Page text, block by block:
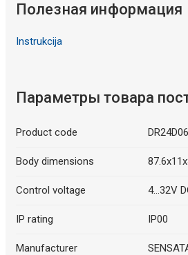
Полезная информация
Instrukcija
Параметры товара
Product code
Body dimensions
Control voltage 4...32V
IP rating IP00
Manufacturer